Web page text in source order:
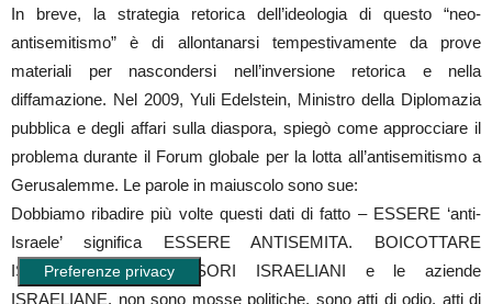
In breve, la strategia retorica dell’ideologia di questo “neo-
antisemitismo” è di allontanarsi tempestivamente da prove
materiali per nascondersi nell’inversione retorica e nella
diffamazione. Nel 2009, Yuli Edelstein, Ministro della Diplomazia
pubblica e degli affari sulla diaspora, spiegò come approcciare il
problema durante il Forum globale per la lotta all’antisemitismo a
Gerusalemme. Le parole in maiuscolo sono sue:
Dobbiamo ribadire più volte questi dati di fatto – ESSERE ‘anti-
Israele’ significa ESSERE ANTISEMITA. BOICOTTARE
ISRAELE, I PROFESSORI ISRAELIANI e le aziende
ISRAELIANE, non sono mosse politiche, sono atti di odio, atti di